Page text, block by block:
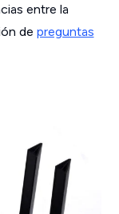
entre la
de preguntas